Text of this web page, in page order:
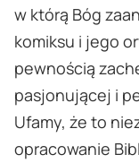
w którą Bóg
komiksu i jego
pewnością
pasjonującej i
Ufamy, że to
opracowanie